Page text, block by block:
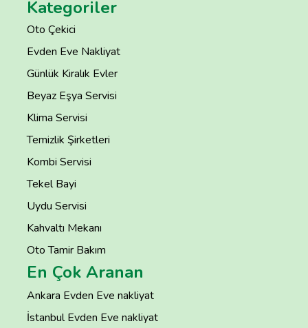
Kategoriler
Oto Çekici
Evden Eve Nakliyat
Günlük Kiralık Evler
Beyaz Eşya Servisi
Klima Servisi
Temizlik Şirketleri
Kombi Servisi
Tekel Bayi
Uydu Servisi
Kahvaltı Mekanı
Oto Tamir Bakım
En Çok Aranan
Ankara Evden Eve nakliyat
İstanbul Evden Eve nakliyat